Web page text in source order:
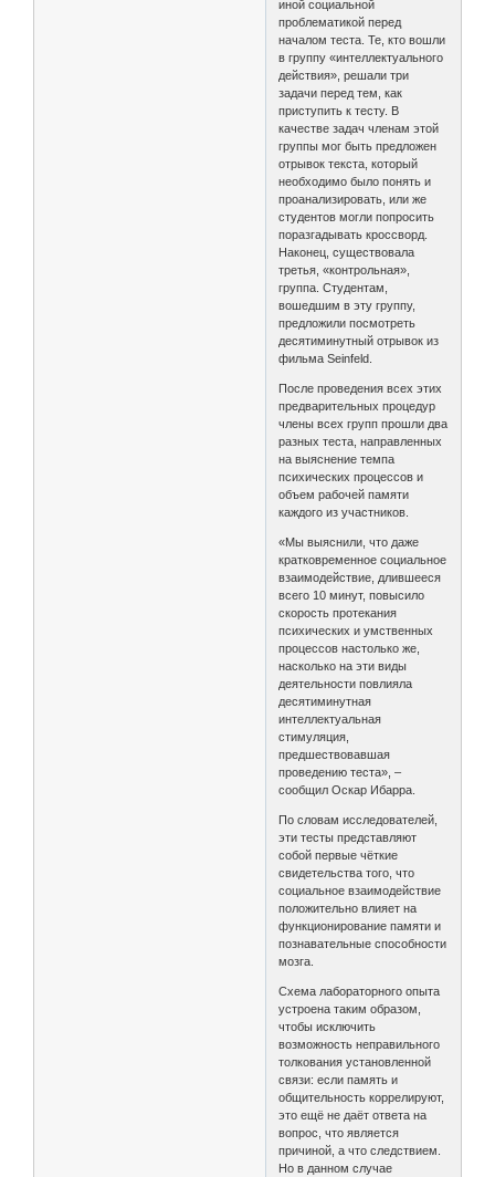
иной социальной
проблематикой перед
началом теста. Те, кто вошли
в группу «интеллектуального
действия», решали три
задачи перед тем, как
приступить к тесту. В
качестве задач членам этой
группы мог быть предложен
отрывок текста, который
необходимо было понять и
проанализировать, или же
студентов могли попросить
поразгадывать кроссворд.
Наконец, существовала
третья, «контрольная»,
группа. Студентам,
вошедшим в эту группу,
предложили посмотреть
десятиминутный отрывок из
фильма Seinfeld.
После проведения всех этих
предварительных процедур
члены всех групп прошли два
разных теста, направленных
на выяснение темпа
психических процессов и
объем рабочей памяти
каждого из участников.
«Мы выяснили, что даже
кратковременное социальное
взаимодействие, длившееся
всего 10 минут, повысило
скорость протекания
психических и умственных
процессов настолько же,
насколько на эти виды
деятельности повлияла
десятиминутная
интеллектуальная
стимуляция,
предшествовавшая
проведению теста», –
сообщил Оскар Ибарра.
По словам исследователей,
эти тесты представляют
собой первые чёткие
свидетельства того, что
социальное взаимодействие
положительно влияет на
функционирование памяти и
познавательные способности
мозга.
Схема лабораторного опыта
устроена таким образом,
чтобы исключить
возможность неправильного
толкования установленной
связи: если память и
общительность коррелируют,
это ещё не даёт ответа на
вопрос, что является
причиной, а что следствием.
Но в данном случае